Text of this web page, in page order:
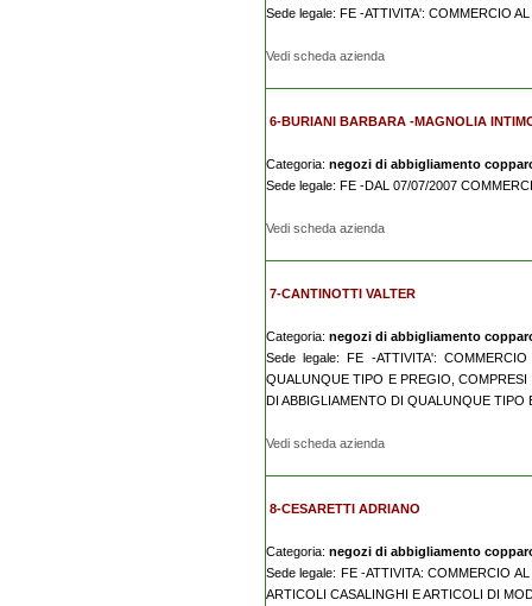
Sede legale: FE -ATTIVITA': COMMERCIO
Vedi scheda azienda
6-BURIANI BARBARA -MAGNOLIA
Categoria: negozi di abbigliamento
Sede legale: FE -DAL 07/07/2007
Vedi scheda azienda
7-CANTINOTTI VALTER
Categoria: negozi di abbigliamento
Sede legale: FE -ATTIVITA':
QUALUNQUE TIPO E PREGIO,
DI ABBIGLIAMENTO DI QUALUNQUE
Vedi scheda azienda
8-CESARETTI ADRIANO
Categoria: negozi di abbigliamento
Sede legale: FE -ATTIVITA: COMMERCIO
ARTICOLI CASALINGHI E ARTICOLI DI